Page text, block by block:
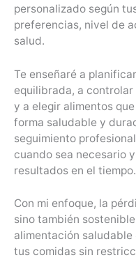
personalizado según
preferencias, nivel de
salud.
Te enseñaré a
equilibrada, a
y a elegir alimentos
forma saludable y
seguimiento
cuando sea necesario
resultados en el tiempo.
Con mi enfoque, la
sino también
alimentación
tus comidas sin